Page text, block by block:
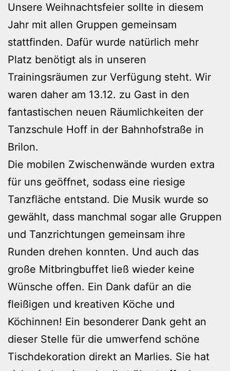
Unsere Weihnachtsfeier sollte in diesem
Jahr mit allen Gruppen gemeinsam
stattfinden. Dafür wurde natürlich mehr
Platz benötigt als in unseren
Trainingsräumen zur Verfügung steht. Wir
waren daher am 13.12. zu Gast in den
fantastischen neuen Räumlichkeiten der
Tanzschule Hoff in der Bahnhofstraße in
Brilon.
Die mobilen Zwischenwände wurden extra
für uns geöffnet, sodass eine riesige
Tanzfläche entstand. Die Musik wurde so
gewählt, dass manchmal sogar alle Gruppen
und Tanzrichtungen gemeinsam ihre
Runden drehen konnten. Und auch das
große Mitbringbuffet ließ wieder keine
Wünsche offen. Ein Dank dafür an die
fleißigen und kreativen Köche und
Köchinnen! Ein besonderer Dank geht an
dieser Stelle für die umwerfend schöne
Tischdekoration direkt an Marlies. Sie hat